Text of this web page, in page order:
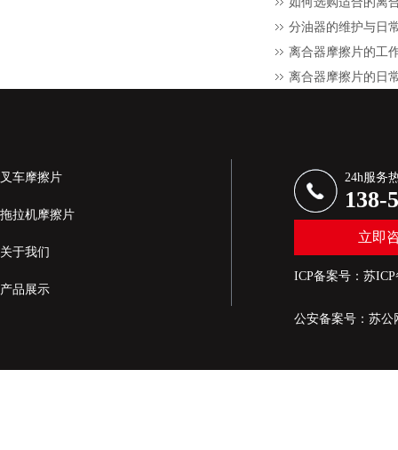
分油器的维护与日
离合器摩擦片的工
离合器摩擦片的日
叉车摩擦片
拖拉机摩擦片
关于我们
产品展示
24h服务
138-
立即
ICP备案号： 苏ICP
公安备案号： 苏公